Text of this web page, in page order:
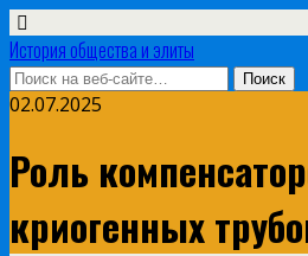
История общества и элиты
02.07.2025
Роль
криогенных